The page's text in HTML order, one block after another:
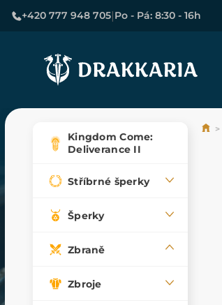
+420 777 948 705|Po - Pá: 8:30 - 16h
Kingdom Come:
Deliverance II
Stříbrné šperky
Šperky
Zbraně
Zbroje